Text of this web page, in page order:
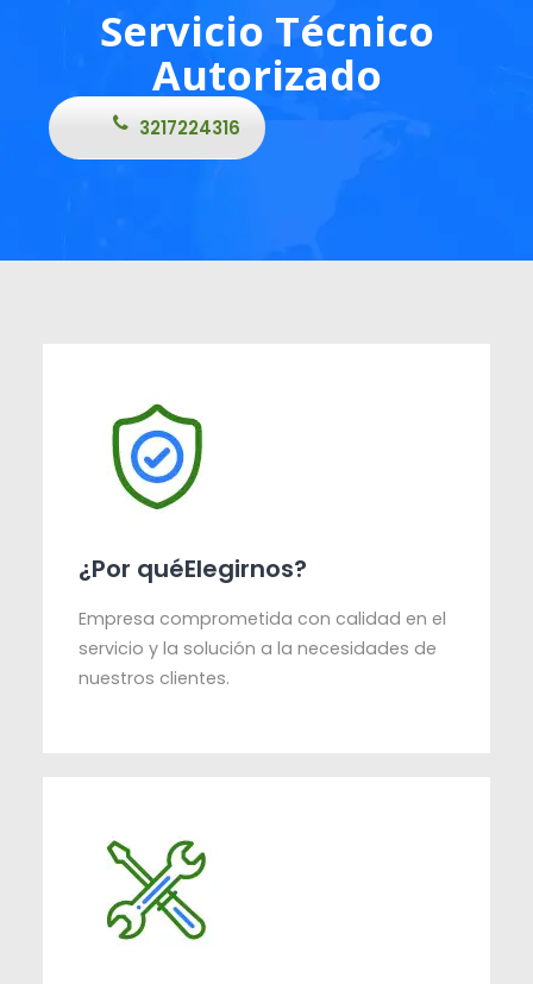
Servicio Técnico
Autorizado
3217224316
¿Por quéElegirnos?
Empresa comprometida con calidad en el
servicio y la solución a la necesidades de
nuestros clientes.